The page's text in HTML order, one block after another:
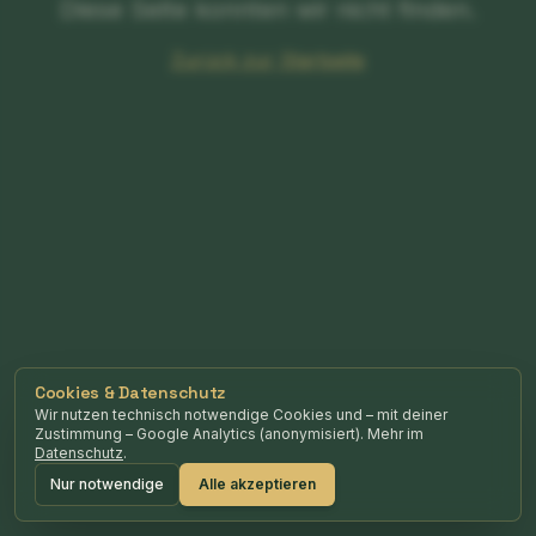
Zurück zur Startseite
Cookies & Datenschutz
Wir nutzen technisch notwendige Cookies und – mit deiner
Zustimmung – Google Analytics (anonymisiert). Mehr im
Datenschutz.
Nur notwendige
Alle akzeptieren